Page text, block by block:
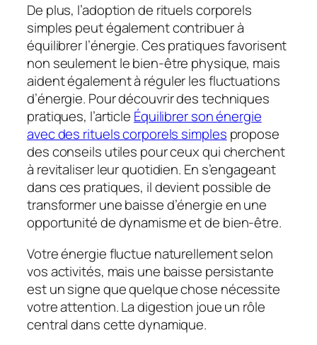
De plus, l’adoption de rituels corporels
simples peut également contribuer à
équilibrer l’énergie. Ces pratiques favorisent
non seulement le bien-être physique, mais
aident également à réguler les fluctuations
d’énergie. Pour découvrir des techniques
pratiques, l’article Équilibrer son énergie
avec des rituels corporels simples propose
des conseils utiles pour ceux qui cherchent
à revitaliser leur quotidien. En s’engageant
dans ces pratiques, il devient possible de
transformer une baisse d’énergie en une
opportunité de dynamisme et de bien-être.
Votre énergie fluctue naturellement selon
vos activités, mais une baisse persistante
est un signe que quelque chose nécessite
votre attention. La digestion joue un rôle
central dans cette dynamique.